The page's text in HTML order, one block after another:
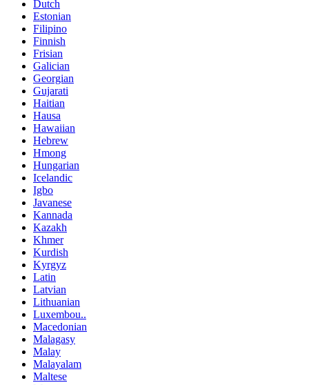
Dutch
Estonian
Filipino
Finnish
Frisian
Galician
Georgian
Gujarati
Haitian
Hausa
Hawaiian
Hebrew
Hmong
Hungarian
Icelandic
Igbo
Javanese
Kannada
Kazakh
Khmer
Kurdish
Kyrgyz
Latin
Latvian
Lithuanian
Luxembou..
Macedonian
Malagasy
Malay
Malayalam
Maltese